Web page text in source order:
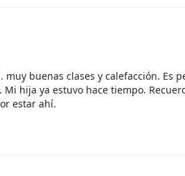
buenas clases y calefacción. Es
hija ya estuvo hace tiempo.
estar ahí.